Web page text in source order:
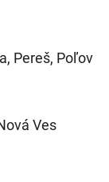
Pereš, Poľov
Ves